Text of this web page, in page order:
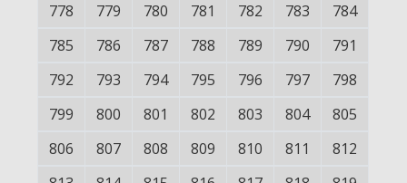
778
779 780 781 782 783
784
785
786 787 788 789 790
791
792
793 794 795 796 797
798
799
800 801 802 803 804
805
806
807 808 809 810 811
812